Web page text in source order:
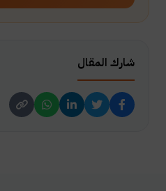
شارك المقال